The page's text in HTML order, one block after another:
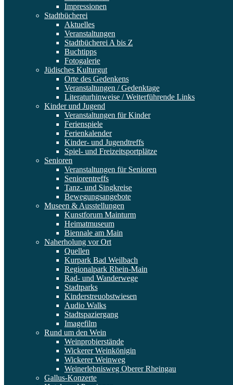
Impressionen
Stadtbücherei
Aktuelles
Veranstaltungen
Stadtbücherei A bis Z
Buchtipps
Fotogalerie
Jüdisches Kulturgut
Orte des Gedenkens
Veranstaltungen / Gedenktage
Literaturhinweise / Weiterführende Links
Kinder und Jugend
Veranstaltungen für Kinder
Ferienspiele
Ferienkalender
Kinder- und Jugendtreffs
Spiel- und Freizeitsportplätze
Senioren
Veranstaltungen für Senioren
Seniorentreffs
Tanz- und Singkreise
Bewegungsangebote
Museen & Ausstellungen
Kunstforum Mainturm
Heimatmuseum
Biennale am Main
Naherholung vor Ort
Quellen
Kurpark Bad Weilbach
Regionalpark Rhein-Main
Rad- und Wanderwege
Stadtparks
Kinderstreuobstwiesen
Audio Walks
Stadtspaziergang
Imagefilm
Rund um den Wein
Weinprobierstände
Wickerer Weinkönigin
Wickerer Weinweg
Weinerlebnisweg Oberer Rheingau
Gallus-Konzerte